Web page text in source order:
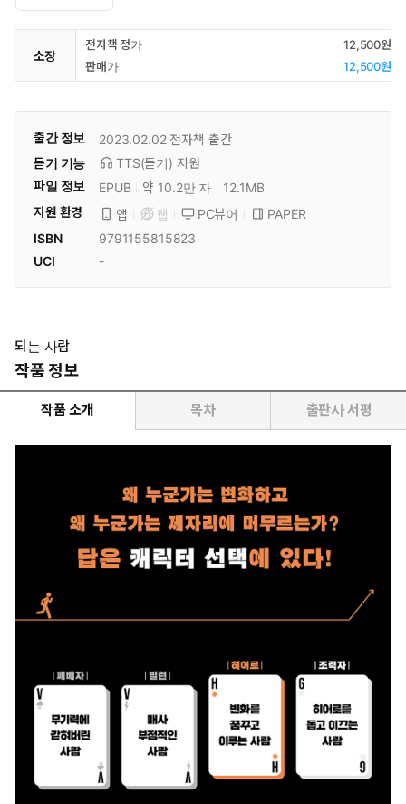
소장
전자책 정가
12,500원
판매가
12,500원
출간 정보 2023.02.02 전자책 출간
듣기 기능
TTS(듣기) 지원
파일 정보
EPUB 약 10.2만 자
12.1MB
지원 환경
앱 웹 PC뷰어
PAPER
ISBN
9791155815823
UCI
-
되는 사람
작품 정보
작품 소개 목차 출판사 서평